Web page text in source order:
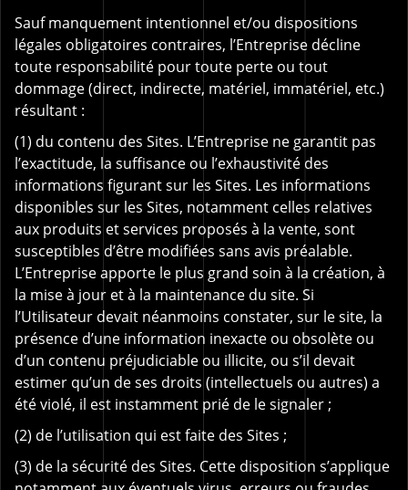
Sauf manquement intentionnel et/ou dispositions
légales obligatoires contraires, l’Entreprise décline
toute responsabilité pour toute perte ou tout
dommage (direct, indirecte, matériel, immatériel, etc.)
résultant :
(1) du contenu des Sites. L’Entreprise ne garantit pas
l’exactitude, la suffisance ou l’exhaustivité des
informations figurant sur les Sites. Les informations
disponibles sur les Sites, notamment celles relatives
aux produits et services proposés à la vente, sont
susceptibles d’être modifiées sans avis préalable.
L’Entreprise apporte le plus grand soin à la création, à
la mise à jour et à la maintenance du site. Si
l’Utilisateur devait néanmoins constater, sur le site, la
présence d’une information inexacte ou obsolète ou
d’un contenu préjudiciable ou illicite, ou s’il devait
estimer qu’un de ses droits (intellectuels ou autres) a
été violé, il est instamment prié de le signaler ;
(2) de l’utilisation qui est faite des Sites ;
(3) de la sécurité des Sites. Cette disposition s’applique